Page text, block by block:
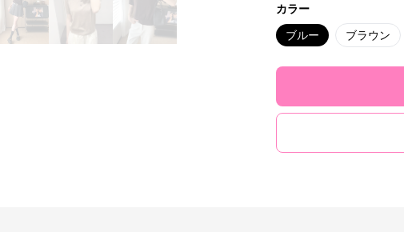
カラー
ブルー ブラウン